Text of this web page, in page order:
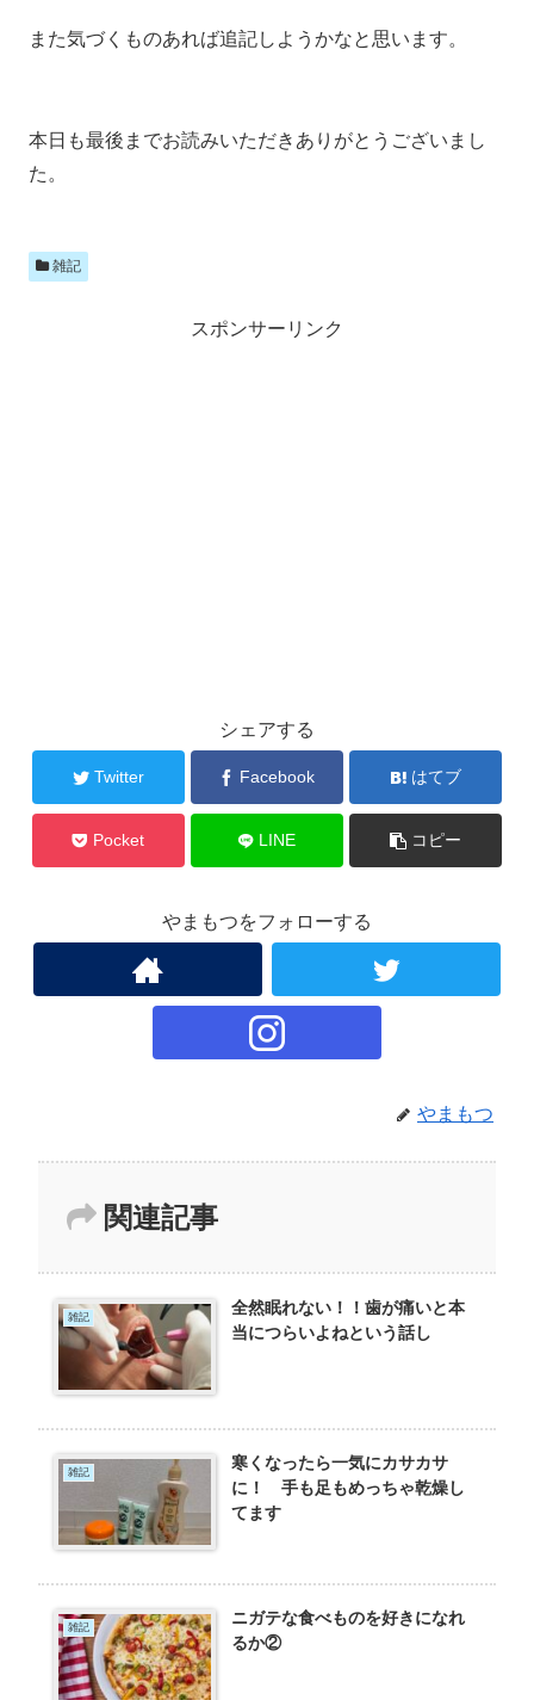
また気づくものあれば追記しようかなと思います。
本日も最後までお読みいただきありがとうございまし
た。
雑記
スポンサーリンク
シェアする
Twitter Facebook はてブ
Pocket LINE コピー
やまもつをフォローする
やまもつ
関連記事
雑記
全然眠れない！！歯が痛いと本
当につらいよねという話し
雑記
寒くなったら一気にカサカサ
に！ 手も足もめっちゃ乾燥し
てます
雑記
ニガテな食べものを好きになれ
るか②